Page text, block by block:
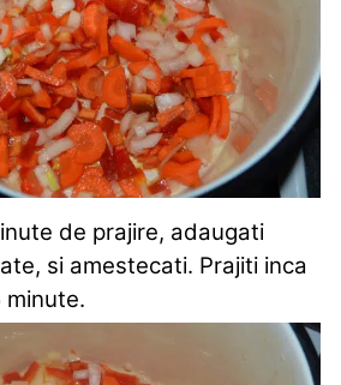
de prajire, adaugati
si amestecati. Prajiti inca
minute.